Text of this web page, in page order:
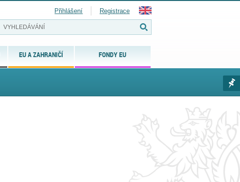
EU A ZAHRANIČÍ FONDY EU
Přihlášení Registrace